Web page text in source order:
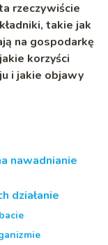
rzeczywiście
takie jak
na gospodarkę
korzyści
i jakie objawy
nawadnianie
działanie